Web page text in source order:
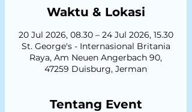
Waktu & Lokasi
20 Jul 2026, 08.30 – 24 Jul 2026, 15.30
St. George's - Internasional Britania
Raya, Am Neuen Angerbach 90,
47259 Duisburg, Jerman
Tentang Event